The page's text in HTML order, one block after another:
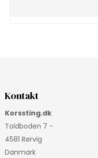
Kontakt
Korssting.dk
Toldboden 7 -
4581 Rørvig
Danmark